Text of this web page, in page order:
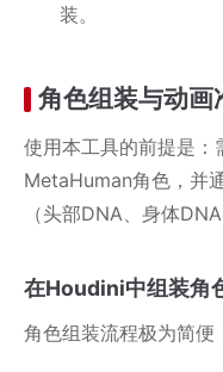
装。
角色组装与动画
使用本工具的前提是
MetaHuman角色，并
（头部DNA、身体
在Houdini中组装角
角色组装流程极为简便